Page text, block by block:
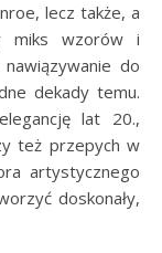
lecz także, a
miks wzorów i
do
dekady temu.
lat 20.,
też przepych w
artystycznego
doskonały,